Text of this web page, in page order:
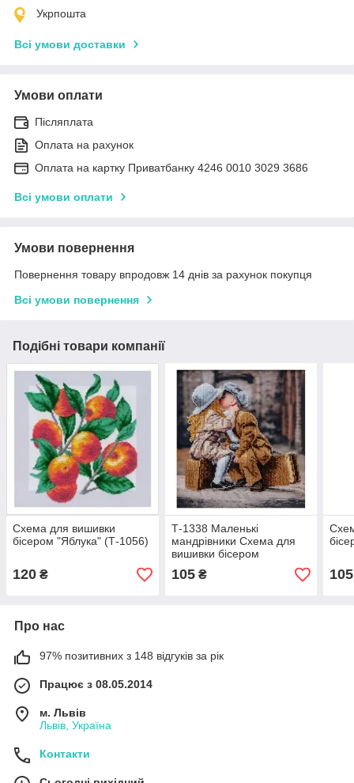
Укрпошта
Всі умови доставки
Умови оплати
Післяплата
Оплата на рахунок
Оплата на картку Приватбанку 4246 0010 3029 3686
Всі умови оплати
Умови повернення
Повернення товару впродовж 14 днів за рахунок покупця
Всі умови повернення
Подібні товари компанії
Схема для вишивки
бісером "Яблука" (Т-1056)
120 ₴
Т-1338 Маленькі
мандрівники Схема для
вишивки бісером
105₴ 105
Про нас
97% позитивних з 148 відгуків за рік
Працює з 08.05.2014
м. Львів
Львів, Україна
Контакти